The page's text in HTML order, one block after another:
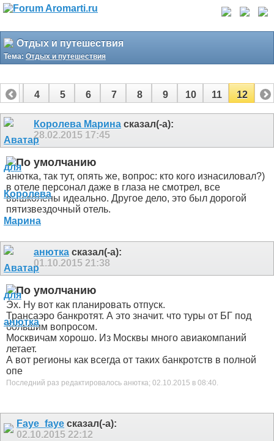
Отдых и путешествия
Тема: Отдых и путешествия
3 4 5 6 7 8 9 10 11 12
Королева Марина сказал(-а):
28.02.2015 17:45
анютка, так тут, опять же, вопрос: кто кого изнасиловал?)
в отеле персонал даже в глаза не смотрел, все
вышколены идеально. Другое дело, это был дорогой
пятизвездочный отель.
анютка сказал(-а):
01.10.2015 21:38
Эх. Ну вот как планировать отпуск.
Трансаэро банкротят. А это значит. что туры от БГ под
большим вопросом.
Москвичам хорошо. Из Москвы много авиакомпаний
летает.
А вот регионы как всегда от таких банкротств в полной
опе
Последний раз редактировалось анютка; 02.10.2015 в 08:40
Faye_faye сказал(-а):
02.10.2015 22:12